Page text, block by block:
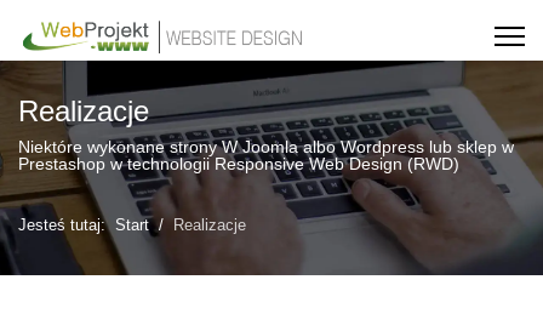
Realizacje
Niektóre wykonane strony W Joomla albo Wordpress lub sklep w
Prestashop w technologii Responsive Web Design (RWD)
Jesteś tutaj: Start Realizacje